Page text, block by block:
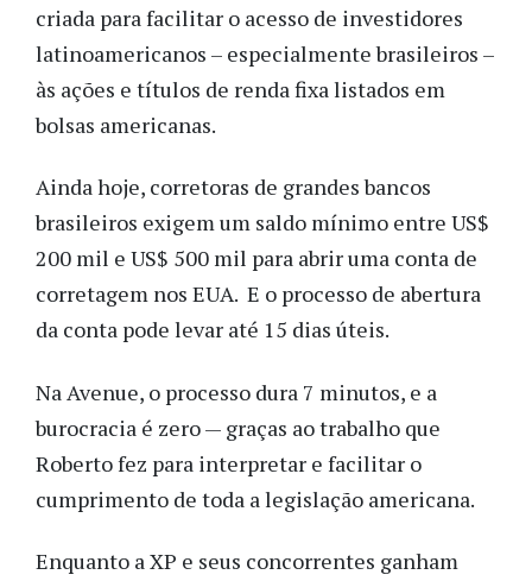
criada para facilitar o acesso de investidores
latinoamericanos – especialmente brasileiros –
às ações e títulos de renda fixa listados em
bolsas americanas.
Ainda hoje, corretoras de grandes bancos
brasileiros exigem um saldo mínimo entre US$
200 mil e US$ 500 mil para abrir uma conta de
corretagem nos EUA. E o processo de abertura
da conta pode levar até 15 dias úteis.
Na Avenue, o processo dura 7 minutos, e a
burocracia é zero — graças ao trabalho que
Roberto fez para interpretar e facilitar o
cumprimento de toda a legislação americana.
Enquanto a XP e seus concorrentes ganham